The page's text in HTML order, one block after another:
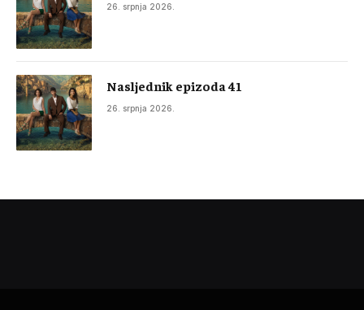
26. srpnja 2026.
Nasljednik epizoda 41
26. srpnja 2026.